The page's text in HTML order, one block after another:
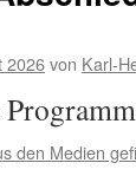
2026von Karl-
den Medien